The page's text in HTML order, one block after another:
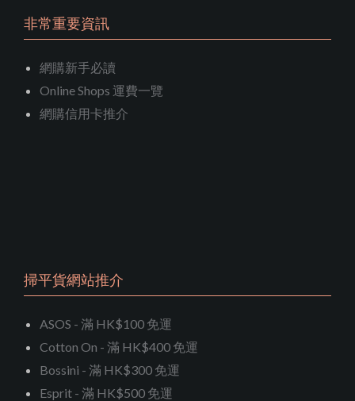
非常重要資訊
網購新手必讀
Online Shops 運費一覽
網購信用卡推介
掃平貨網站推介
ASOS - 滿 HK$100 免運
Cotton On - 滿 HK$400 免運
Bossini - 滿 HK$300 免運
Esprit - 滿 HK$500 免運